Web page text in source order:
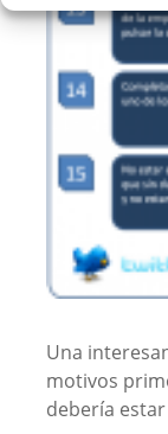
Una
motivos
debería